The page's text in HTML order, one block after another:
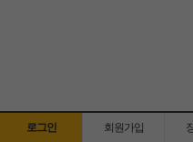
로그인 회원가입